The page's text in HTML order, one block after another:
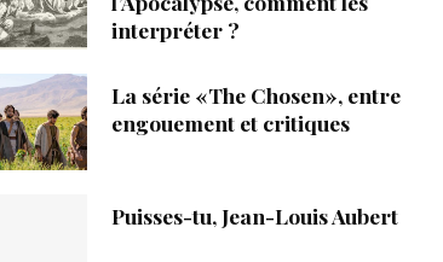
interpréter ?
La série «The Chosen», entre
engouement et critiques
Puisses-tu, Jean-Louis Aubert